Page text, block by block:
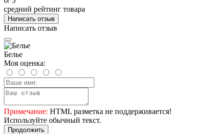
средний рейтинг товара
Написать отзыв
Написать отзыв
Белье
Моя оценка:
Примечание: HTML разметка не поддерживается!
Используйте обычный текст.
Продолжить